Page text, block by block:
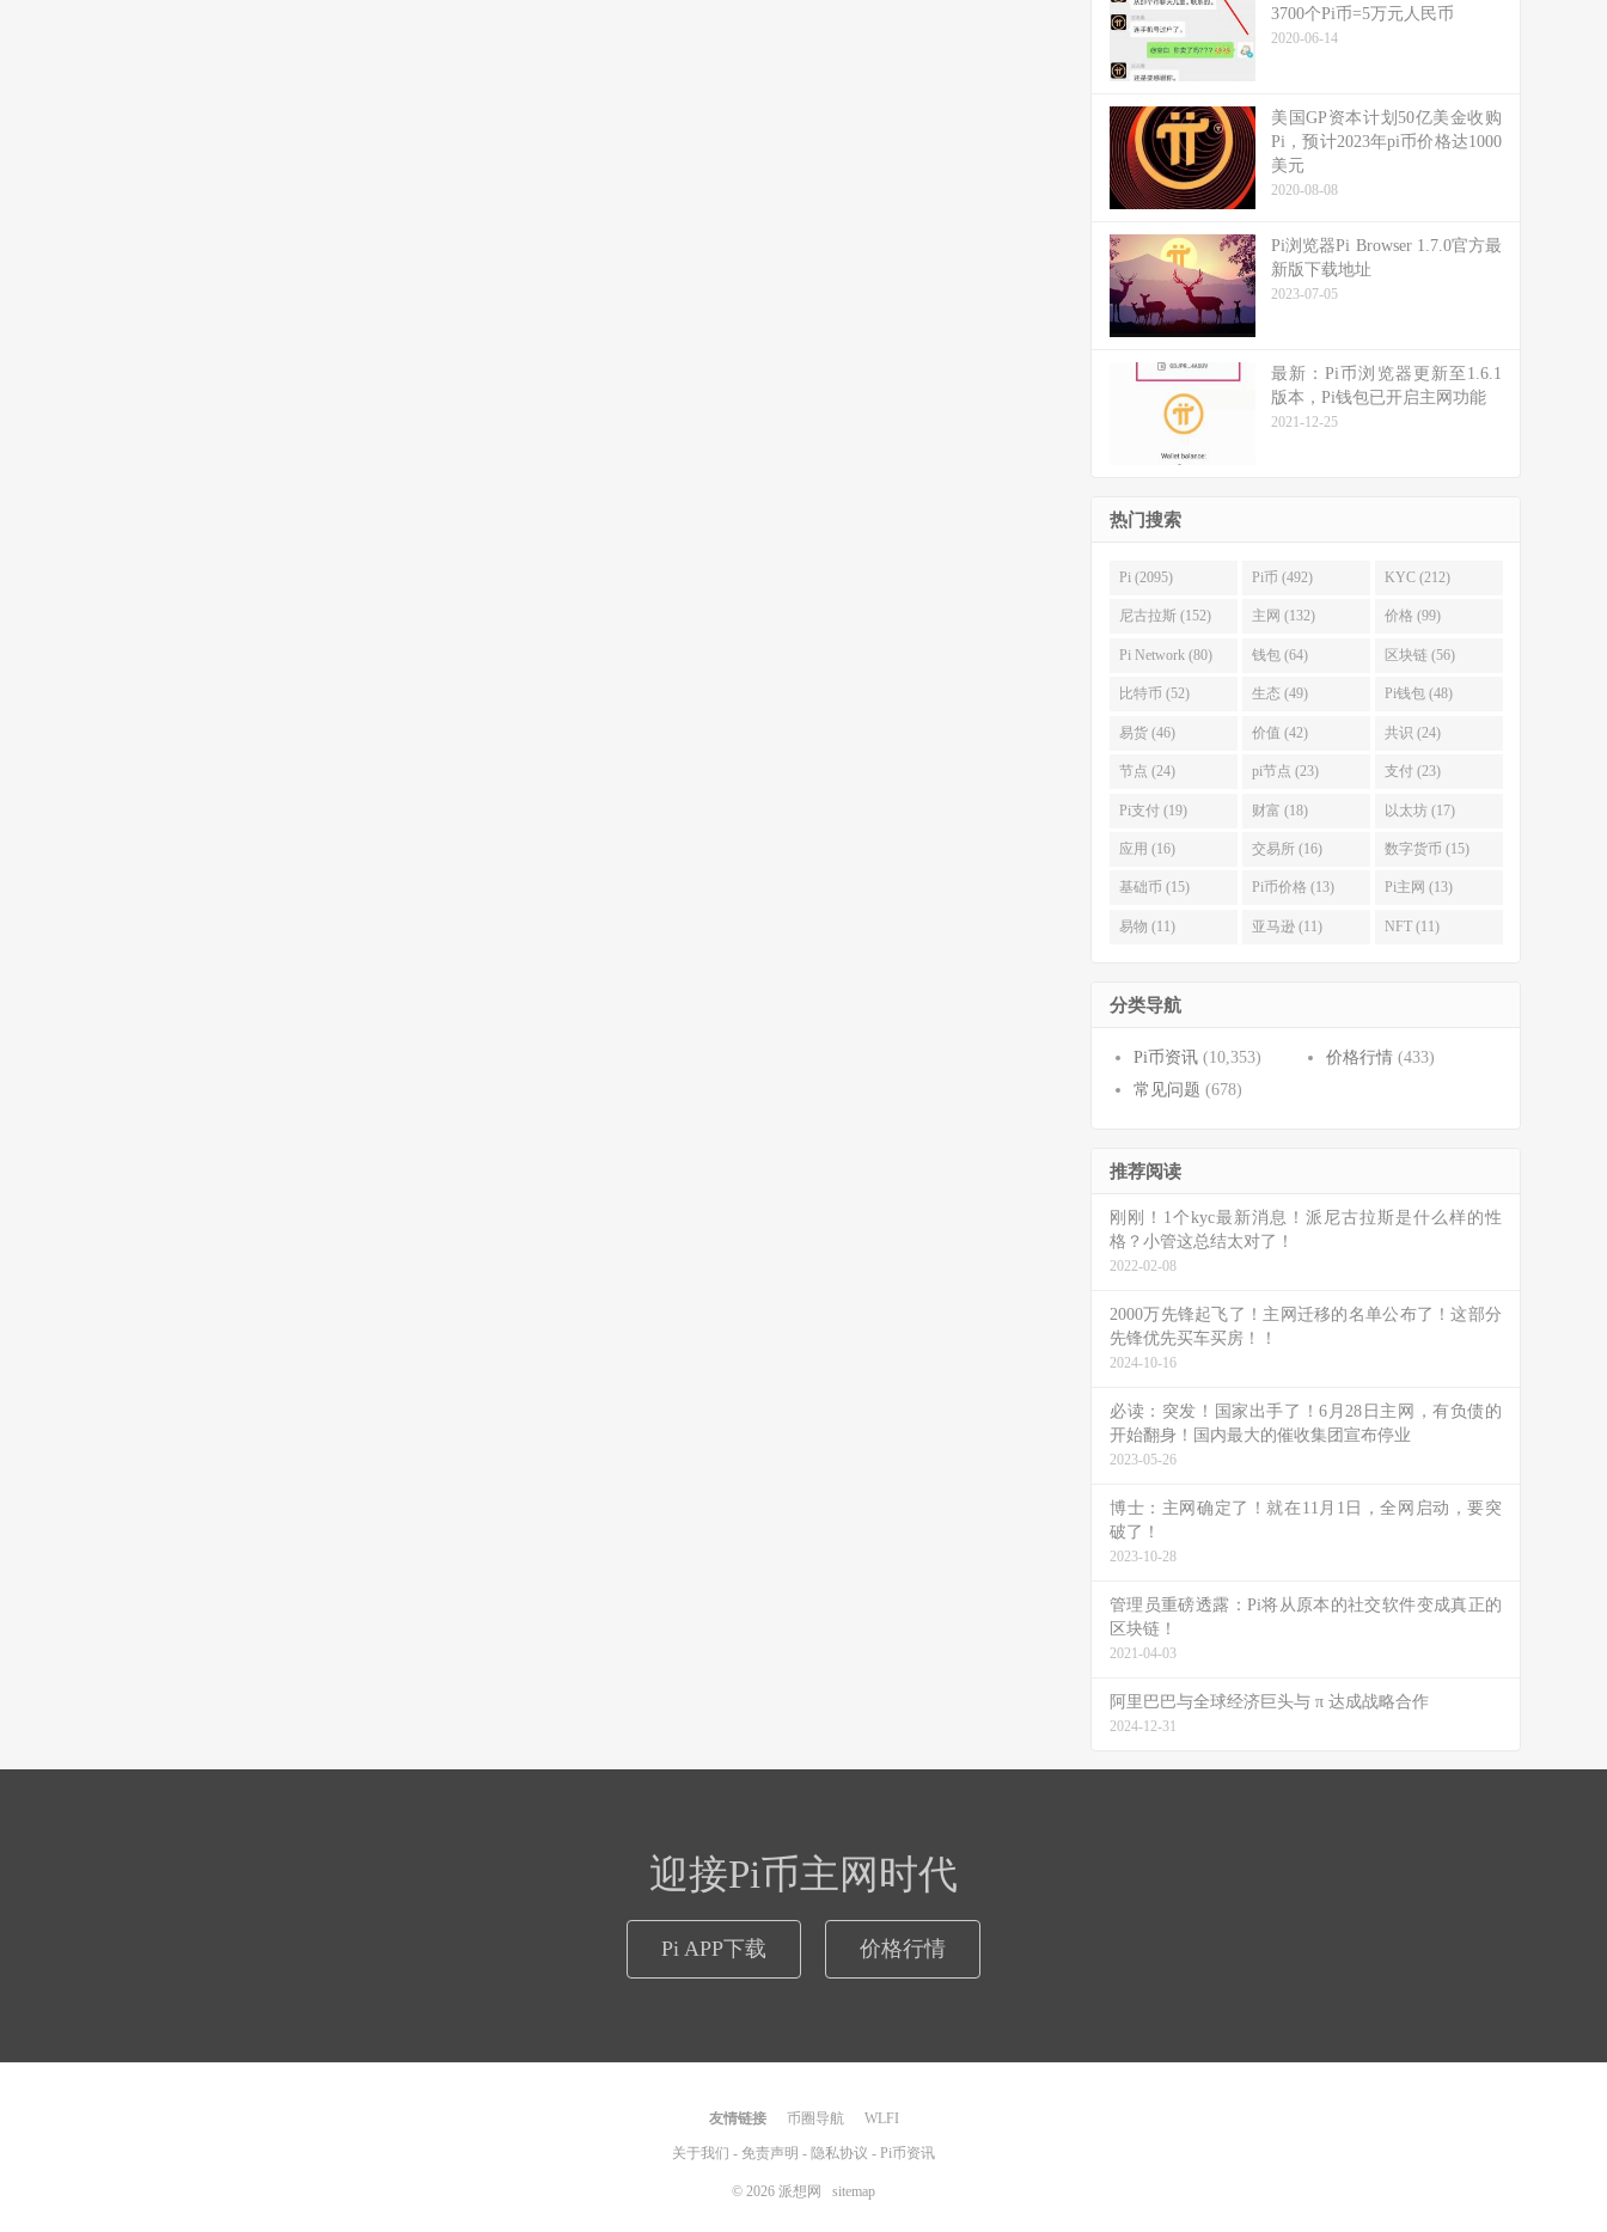
3700个Pi币=5万元人民币
2020-06-14
美国GP资本计划50亿美金收购
Pi，预计2023年pi币价格达1000
美元
2020-08-08
Pi浏览器Pi Browser 1.7.0官方最
新版下载地址
2023-07-05
最新：Pi币浏览器更新至1.6.1
版本，Pi钱包已开启主网功能
2021-12-25
热门搜索
Pi (2095) Pi币 (492) KYC (212)
尼古拉斯 (152) 主网 (132) 价格 (99)
Pi Network (80) 钱包 (64) 区块链 (56)
比特币 (52) 生态 (49) Pi钱包 (48)
易货 (46) 价值 (42) 共识 (24)
节点 (24) pi节点 (23) 支付 (23)
Pi支付 (19) 财富 (18) 以太坊 (17)
应用 (16) 交易所 (16) 数字货币 (15)
基础币 (15) Pi币价格 (13) Pi主网 (13)
易物 (11) 亚马逊 (11) NFT (11)
分类导航
Pi币资讯 (10,353) 价格行情 (433)
常见问题 (678)
推荐阅读
刚刚！1个kyc最新消息！派尼古拉斯是什么样的性
格？小管这总结太对了！
2022-02-08
2000万先锋起飞了！主网迁移的名单公布了！这部分
先锋优先买车买房！！
2024-10-16
必读：突发！国家出手了！6月28日主网，有负债的
开始翻身！国内最大的催收集团宣布停业
2023-05-26
博士：主网确定了！就在11月1日，全网启动，要突
破了！
2023-10-28
管理员重磅透露：Pi将从原本的社交软件变成真正的
区块链！
2021-04-03
阿里巴巴与全球经济巨头与 π 达成战略合作
2024-12-31
迎接Pi币主网时代
Pi APP下载 价格行情
友情链接 币圈导航 WLFI
关于我们 - 免责声明 - 隐私协议 - Pi币资讯
© 2026 派想网 sitemap